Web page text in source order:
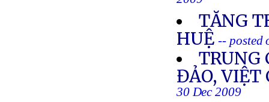
TĂNG
HUỆ -- posted
TRUNG
ĐẢO, VIỆT
30 Dec 2009